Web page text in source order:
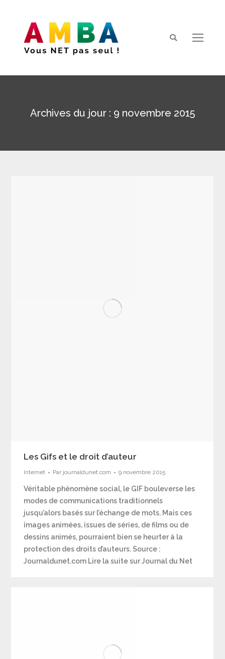
Search:
Archives du jour : 9 novembre 2015
Les Gifs et le droit d’auteur
Internet Par journaldunet.com 9 novembre 2015
Véritable phénomène social, le GIF bouleverse les
modes de communications traditionnels
jusqu’alors basés sur l’échange de mots. Mais ces
images animées, issues de séries, de films ou de
dessins animés, pourraient bien se heurter à la
protection des droits d’auteurs. Source :
Journaldunet.com Lire la suite sur Journal du Net